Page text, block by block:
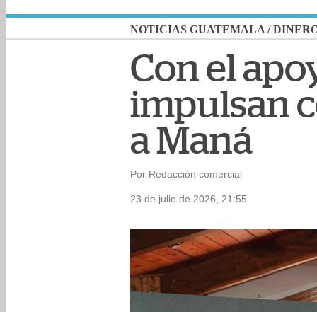
NOTICIAS GUATEMALA /
Con el
impulsan
a Maná
Por Redacción comercial
23 de julio de 2026, 21:55